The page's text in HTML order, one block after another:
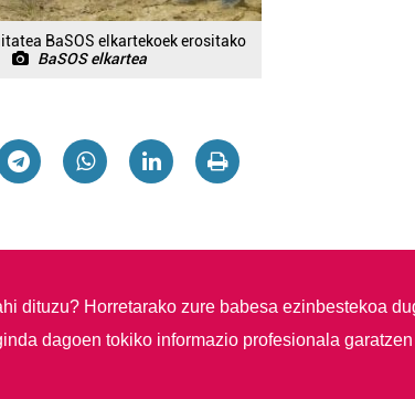
BaSOS elkartekoek erositako
BaSOS elkartea
dituzu? Horretarako zure babesa ezinbestekoa
dagoen tokiko informazio profesionala